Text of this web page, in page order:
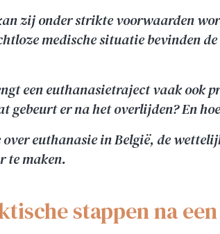
zij onder strikte voorwaarden
medische situatie bevinden
een euthanasietraject vaak ook
gebeurt er na het overlijden? En
euthanasie in België, de
te maken.
stappen na